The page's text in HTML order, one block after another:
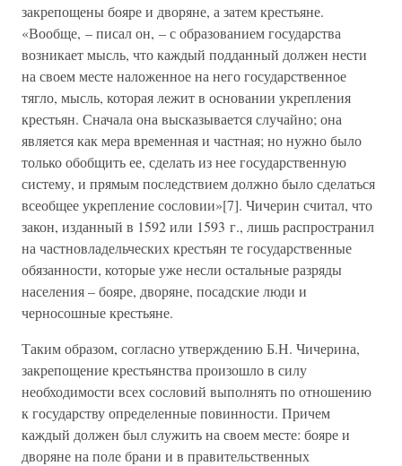
закрепощены бояре и дворяне, а затем крестьяне.
«Вообще, – писал он, – с образованием государства
возникает мысль, что каждый подданный должен нести
на своем месте наложенное на него государственное
тягло, мысль, которая лежит в основании укрепления
крестьян. Сначала она высказывается случайно; она
является как мера временная и частная; но нужно было
только обобщить ее, сделать из нее государственную
систему, и прямым последствием должно было сделаться
всеобщее укрепление сословии»[7]. Чичерин считал, что
закон, изданный в 1592 или 1593 г., лишь распространил
на частновладельческих крестьян те государственные
обязанности, которые уже несли остальные разряды
населения – бояре, дворяне, посадские люди и
черносошные крестьяне.
Таким образом, согласно утверждению Б.Н. Чичерина,
закрепощение крестьянства произошло в силу
необходимости всех сословий выполнять по отношению
к государству определенные повинности. Причем
каждый должен был служить на своем месте: бояре и
дворяне на поле брани и в правительственных